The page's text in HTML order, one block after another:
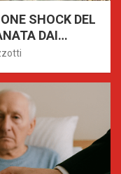
SHOCK DEL
DAI